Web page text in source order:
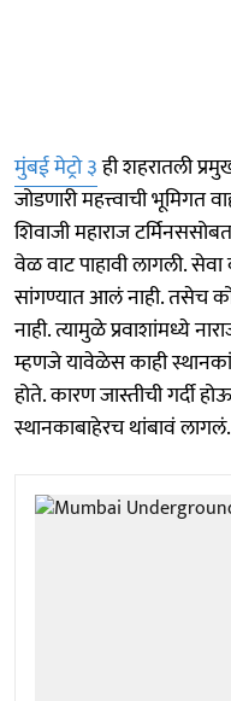
मुंबई मेट्रो ३ही शहरातली
जोडणारी महत्त्वाची भूमिगत
शिवाजी महाराज
वेळ वाट पाहावी लागली.
सांगण्यात आलं नाही. तसेच
नाही. त्यामुळे प्रवाशांमध्ये
म्हणजे यावेळेस काही
होते. कारण जास्तीची गर्दी
स्थानकाबाहेरच थांबावं लागलं.